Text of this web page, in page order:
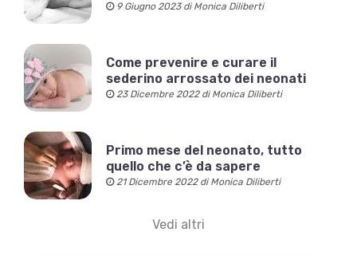
9 Giugno 2023 di Monica Diliberti
Come prevenire e curare il
sederino arrossato dei neonati
23 Dicembre 2022 di Monica Diliberti
Primo mese del neonato, tutto
quello che c’è da sapere
21 Dicembre 2022 di Monica Diliberti
Vedi altri